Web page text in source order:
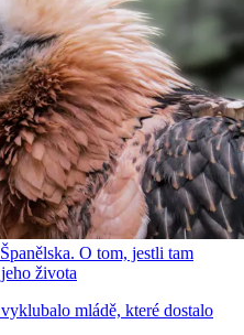
O tom, jestli tam
života
mládě, které dostalo